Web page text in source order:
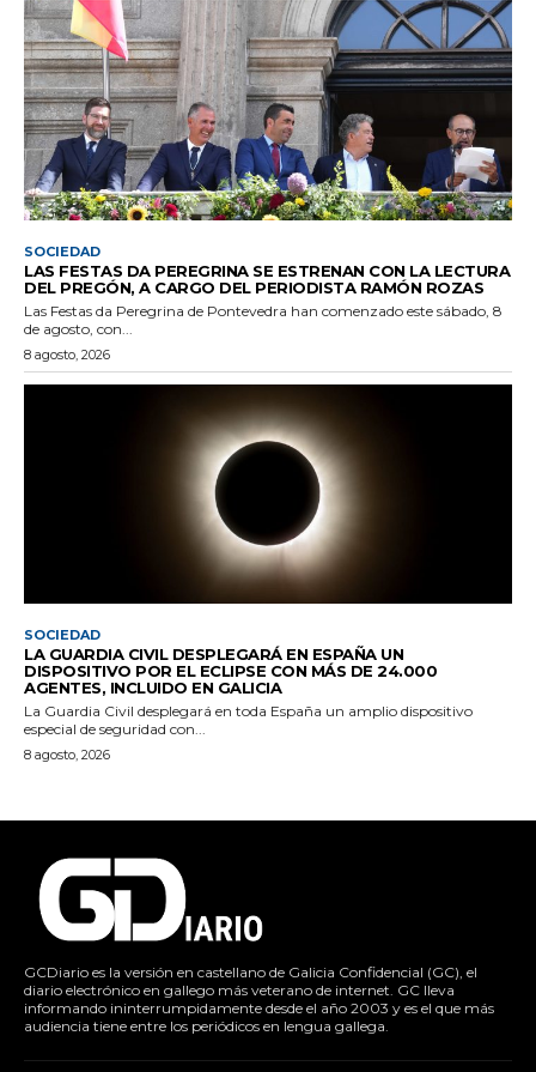
SOCIEDAD
LAS FESTAS DA PEREGRINA SE ESTRENAN CON LA LECTURA
DEL PREGÓN, A CARGO DEL PERIODISTA RAMÓN ROZAS
Las Festas da Peregrina de Pontevedra han comenzado este sábado, 8
de agosto, con...
8 agosto, 2026
SOCIEDAD
LA GUARDIA CIVIL DESPLEGARÁ EN ESPAÑA UN
DISPOSITIVO POR EL ECLIPSE CON MÁS DE 24.000
AGENTES, INCLUIDO EN GALICIA
La Guardia Civil desplegará en toda España un amplio dispositivo
especial de seguridad con...
8 agosto, 2026
GCDiario es la versión en castellano de Galicia Confidencial (GC), el
diario electrónico en gallego más veterano de internet. GC lleva
informando ininterrumpidamente desde el año 2003 y es el que más
audiencia tiene entre los periódicos en lengua gallega.